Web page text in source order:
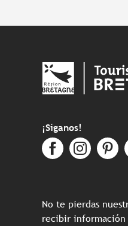
¡Síganos!
No te pierdas
recibir